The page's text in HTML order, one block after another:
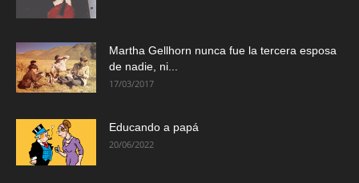
Martha Gellhorn nunca fue la tercera esposa
de nadie, ni...
17/03/2017
Educando a papá
20/06/2022